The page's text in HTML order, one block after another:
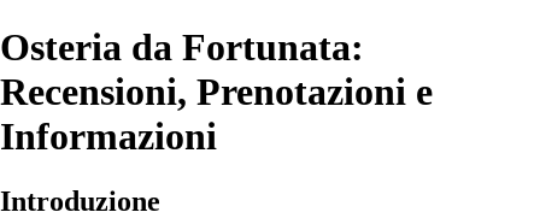
Osteria da Fortunata:
Recensioni, Prenotazioni e
Informazioni
Introduzione